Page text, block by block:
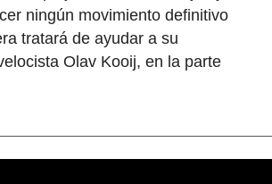
ningún movimiento definitivo
tratará de ayudar a su
Olav Kooij, en la parte